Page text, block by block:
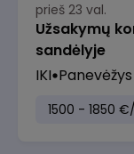
prieš 23 val.
Užsakymų
sandėlyje
IKI Panevėžys
1500 - 1850